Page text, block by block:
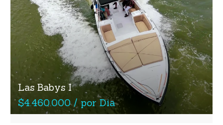
Las Babys I
$4.460.000 / por Dia